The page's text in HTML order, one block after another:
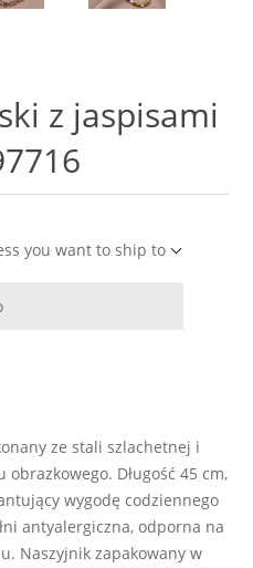
z jaspisami
you want to ship to
ze stali szlachetnej i
Długość 45 cm,
wygodę codziennego
antyalergiczna, odporna na
Naszyjnik zapakowany w